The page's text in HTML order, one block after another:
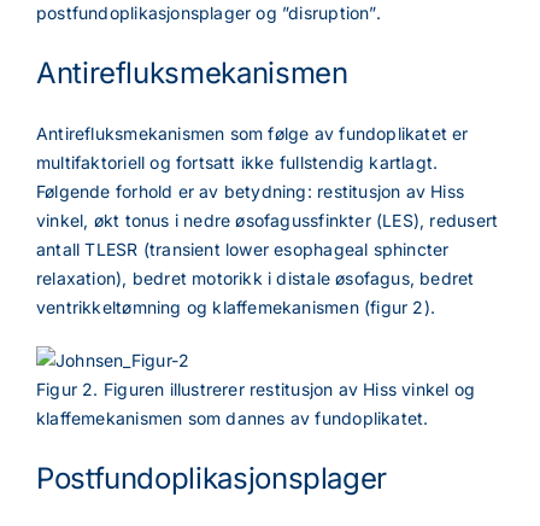
postfundoplikasjonsplager og ”disruption”.
Antirefluksmekanismen
Antirefluksmekanismen som følge av fundoplikatet er
multifaktoriell og fortsatt ikke fullstendig kartlagt.
Følgende forhold er av betydning: restitusjon av Hiss
vinkel, økt tonus i nedre øsofagussfinkter (LES), redusert
antall TLESR (transient lower esophageal sphincter
relaxation), bedret motorikk i distale øsofagus, bedret
ventrikkeltømning og klaffemekanismen (figur 2).
Figur 2. Figuren illustrerer restitusjon av Hiss vinkel og
klaffemekanismen som dannes av fundoplikatet.
Postfundoplikasjonsplager